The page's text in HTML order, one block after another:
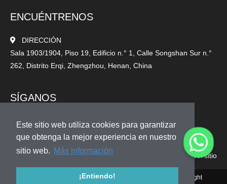
Este sitio web utiliza cookies para garantizar
que obtenga la mejor experiencia en nuestro
sitio web. Más información
¡Entiendo!
ENCUÉNTRENOS
DIRECCIÓN
Sala 1903/1904, Piso 19, Edificio n.° 1, Calle Songshan Sur n.°
262, Distrito Erqi, Zhengzhou, Henan, China
SÍGANOS
Mapa del sitio
© 2010-2020 Henan Sicheng Abrasives Tech Co., Ltd. Copyright